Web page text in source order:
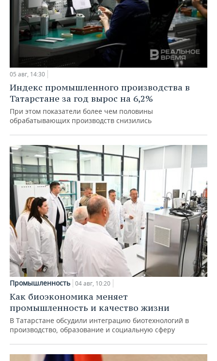
05 авг, 14:30
Индекс промышленного производства в
Татарстане за год вырос на 6,2%
При этом показатели более чем половины
обрабатывающих производств снизились
Промышленность 04 авг, 10:20
Как биоэкономика меняет
промышленность и качество жизни
В Татарстане обсудили интеграцию биотехнологий в
производство, образование и социальную сферу